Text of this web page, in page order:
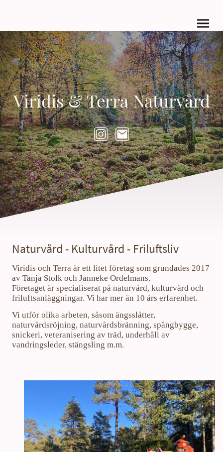
Viridis & Terra Naturvård
Naturvård - Kulturvård - Friluftsliv
Viridis och Terra är ett litet företag som grundades 2017
av Tanja Stolk och Janneke Ordelmans.
Företaget är specialiserat på naturvård, kulturvård och
friluftsanläggningar. Vi har mer än 10 års erfarenhet.
Vi utför olika arbeten, såsom ängsslåtter,
naturvårdsröjning, naturvårdsbränning, spångbygge,
snickeri, veteranisering av träd, underhåll av
vandringsleder, stängsling m.m.